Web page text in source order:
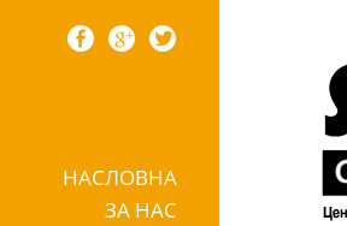
Skip to contentНАСЛОВНА
ЗА НАС